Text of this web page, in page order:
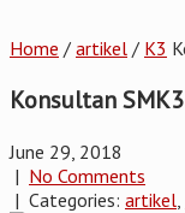
Home / artikel / K3
Konsultan
June 29, 2018
| No Comments
| Categories: artikel